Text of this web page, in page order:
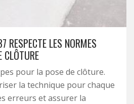
RESPECTE LES NORMES
CLÔTURE
pour la pose de clôture.
la technique pour chaque
erreurs et assurer la